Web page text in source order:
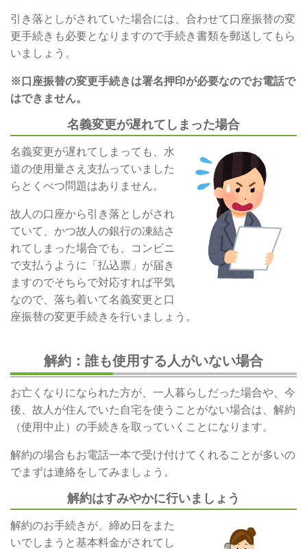
引き落としがされていた場合には、合わせて口座振替の変
更手続きも必要となりますので手続き書類を郵送してもら
いましょう。
※口座振替の変更手続きは署名押印が必要なのでお電話で
はできません。
名義変更が遅れてしまった場合
名義変更が遅れてしまっても、水
道の使用量さえ支払っていました
らとくべつ問題はありません。
故人の口座から引き落としがされ
ていて、かつ故人の銀行の凍結さ
れてしまった場合でも、コンビニ
で支払うように「払込票」が届き
ますのでそちらで対応すれば平気
なので、落ち着いて名義変更と口
座振替の変更手続きを行いましょう。
解約：誰も使用する人がいない場合
お亡くなりになられた方が、一人暮らしだった場合や、今
後、故人が住んでいた自宅を使うことがない場合は、解約
（使用中止）の手続きを取っていくことになります。
解約の場合もお電話一本で受け付けてくれることが多いの
でまずは連絡をしてみましょう。
解約はすみやかに行いましょう
解約のお手続きが、締め日をまた
いでしまうと基本料金がされてし